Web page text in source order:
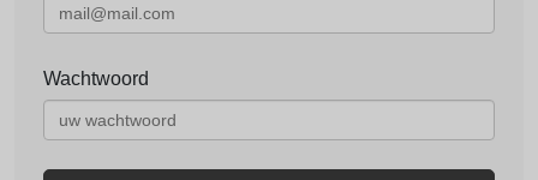
Wachtwoord